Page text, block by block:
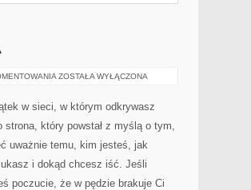
ENERGIA
CZŁOWIEKA
ZOSTAŁA WYŁĄCZONA
w sieci, w którym odkrywasz
strona, który powstał z myślą o tym,
uważnie temu, kim jesteś, jak
i dokąd chcesz iść. Jeśli
poczucie, że w pędzie brakuje Ci